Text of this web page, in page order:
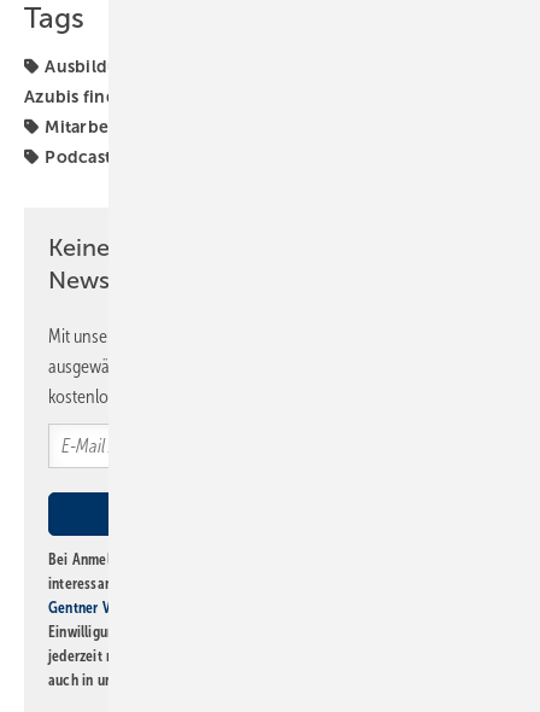
Tags
Ausbildung
Azubis finden
Mitarbeiter
Podcast
Keine Zeit? Kein Problem mit dem SBZ
Newsletter!
Mit unserem Newsletter erhalten Sie regelmäßig von uns
ausgewählte Informationen und Neuigkeiten, gebündelt und
kostenlos direkt ins Postfach.
Bei Anmeldung zu diesem Newsletter bin ich damit einverstanden, über
interessante Verlags- und Online-Angebote
Gentner Verlag GmbH & Co. KG
Einwilligung kann ich jederzeit widerrufen und eine Abmeldung ist
jederzeit möglich. Informationen zum Umgang mit Daten finden Sie
auch in unserer